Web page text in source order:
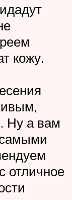
кожу.
Ну а вам
отличное